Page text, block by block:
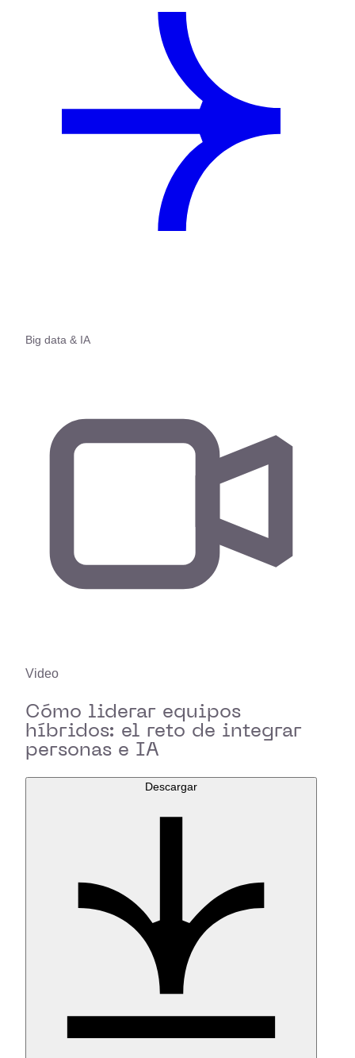
Big data & IA
Video
Cómo liderar equipos
híbridos: el reto de integrar
personas e IA
Descargar